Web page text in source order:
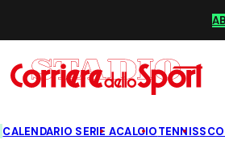
CALENDARIO SERIE ACALCIOTENNIS